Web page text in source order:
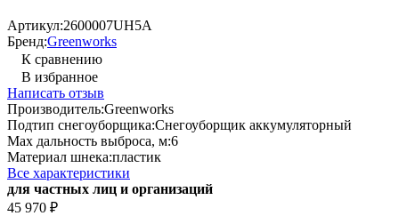
Артикул:2600007UH5A
Бренд:Greenworks
К сравнению
В избранное
Написать отзыв
Производитель:Greenworks
Подтип снегоуборщика:Снегоуборщик аккумуляторный
Max дальность выброса, м:6
Материал шнека:пластик
Все характеристики
для частных лиц и организаций
45 970 ₽